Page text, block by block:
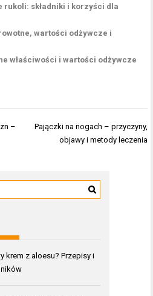
rukoli: składniki i korzyści dla
wartości odżywcze i
właściwości i wartości odżywcze
–
Pajączki na nogach – przyczyny,
objawy i metody leczenia
krem z aloesu? Przepisy i